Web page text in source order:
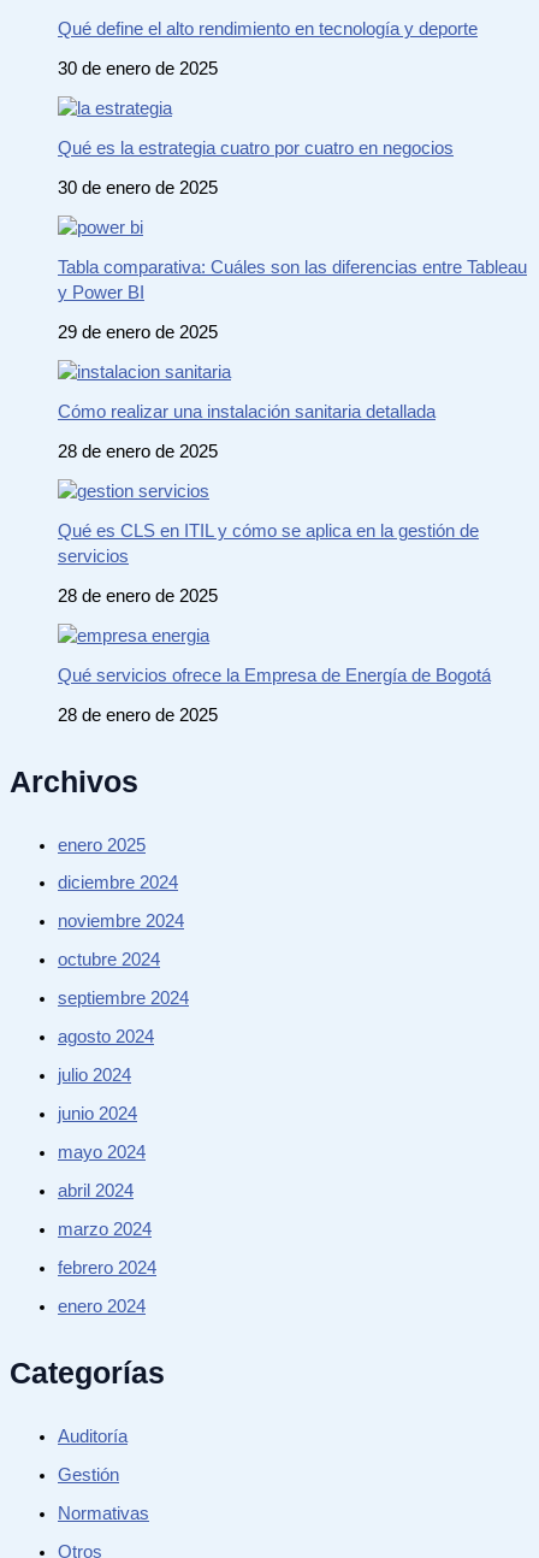
Qué define el alto rendimiento en tecnología y deporte
30 de enero de 2025
Qué es la estrategia cuatro por cuatro en negocios
30 de enero de 2025
Tabla comparativa: Cuáles son las diferencias entre Tableau
y Power BI
29 de enero de 2025
Cómo realizar una instalación sanitaria detallada
28 de enero de 2025
Qué es CLS en ITIL y cómo se aplica en la gestión de
servicios
28 de enero de 2025
Qué servicios ofrece la Empresa de Energía de Bogotá
28 de enero de 2025
Archivos
enero 2025
diciembre 2024
noviembre 2024
octubre 2024
septiembre 2024
agosto 2024
julio 2024
junio 2024
mayo 2024
abril 2024
marzo 2024
febrero 2024
enero 2024
Categorías
Auditoría
Gestión
Normativas
Otros